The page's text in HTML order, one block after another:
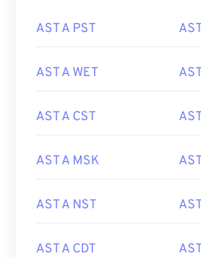
AST A PST
AST A WET
AST A CST
AST A MSK
AST A NST
AST A CDT